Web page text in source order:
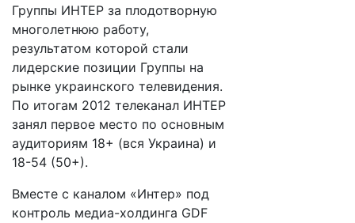
Группы ИНТЕР за плодотворную
многолетнюю работу,
результатом которой стали
лидерские позиции Группы на
рынке украинского телевидения.
По итогам 2012 телеканал ИНТЕР
занял первое место по основным
аудиториям 18+ (вся Украина) и
18-54 (50+).
Вместе с каналом «Интер» под
контроль медиа-холдинга GDF